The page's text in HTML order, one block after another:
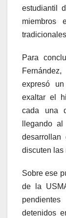
estudiantil
miembros
Para
expresó
exaltar el
cada una
llegando
discuten las
Sobre ese
de la
detenidos